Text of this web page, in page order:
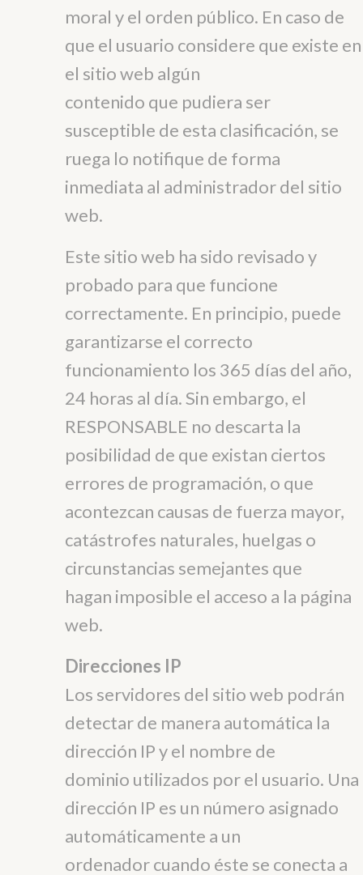
moral y el orden público. En caso de
que el usuario considere que existe en
el sitio web algún
contenido que pudiera ser
susceptible de esta clasificación, se
ruega lo notifique de forma
inmediata al administrador del sitio
web.
Este sitio web ha sido revisado y
probado para que funcione
correctamente. En principio, puede
garantizarse el correcto
funcionamiento los 365 días del año,
24 horas al día. Sin embargo, el
RESPONSABLE no descarta la
posibilidad de que existan ciertos
errores de programación, o que
acontezcan causas de fuerza mayor,
catástrofes naturales, huelgas o
circunstancias semejantes que
hagan imposible el acceso a la página
web.
Direcciones IP
Los servidores del sitio web podrán
detectar de manera automática la
dirección IP y el nombre de
dominio utilizados por el usuario. Una
dirección IP es un número asignado
automáticamente a un
ordenador cuando éste se conecta a